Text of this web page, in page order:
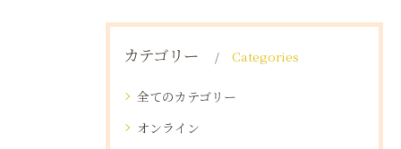
カテゴリー Categories
全てのカテゴリー
オンライン